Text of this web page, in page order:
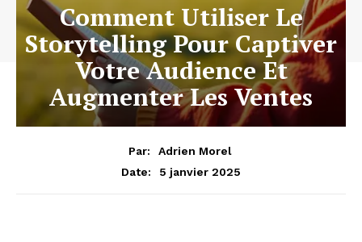
Comment Utiliser Le
Storytelling Pour Captiver
Votre Audience Et
Augmenter Les Ventes
Par:
Adrien Morel
Date:
5 janvier 2025